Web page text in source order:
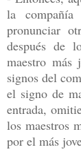
la
pronunciar
después de
maestro
signos del
el signo de
entrada,
los maestros
por el más